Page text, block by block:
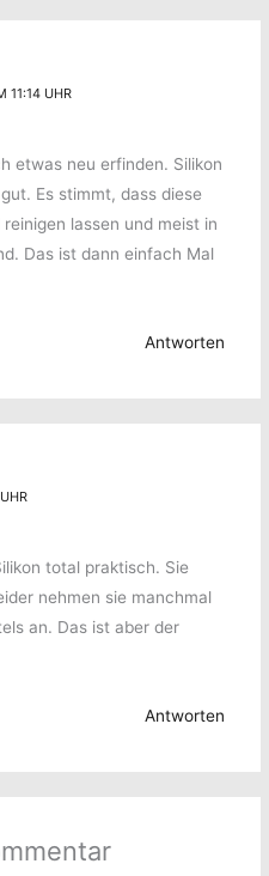
11:14 UHR
etwas neu erfinden. Silikon
Es stimmt, dass diese
lassen und meist in
Das ist dann einfach Mal
Antworten
total praktisch. Sie
nehmen sie manchmal
an. Das ist aber der
Antworten